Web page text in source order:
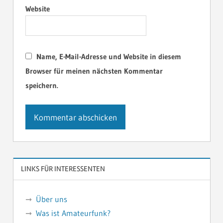
Website
Name, E-Mail-Adresse und Website in diesem
Browser für meinen nächsten Kommentar
speichern.
LINKS FÜR INTERESSENTEN
Über uns
Was ist Amateurfunk?